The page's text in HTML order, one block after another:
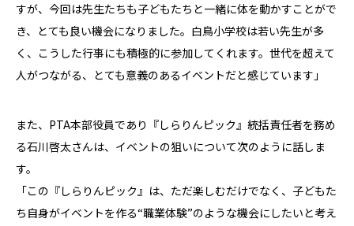
すが、今回は先生たちも子どもたちと一緒に体を動かすことがで
き、とても良い機会になりました。白鳥小学校は若い先生が多
く、こうした行事にも積極的に参加してくれます。世代を超えて
人がつながる、とても意義のあるイベントだと感じています」
また、PTA本部役員であり『しらりんピック』統括責任者を務め
る石川啓太さんは、イベントの狙いについて次のように話しま
す。
「この『しらりんピック』は、ただ楽しむだけでなく、子どもた
ち自身がイベントを作る“職業体験”のような機会にしたいと考え